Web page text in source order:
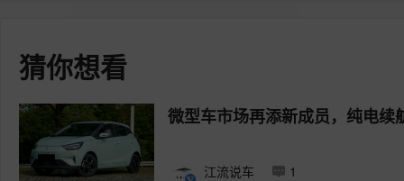
猜你想看
微型车市场再添新成员，纯电
江流说车 1